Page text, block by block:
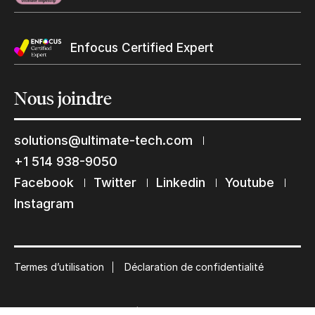
Enfocus Certified Expert
Nousjoindre
solutions@ultimate-tech.com
+1 514 938-9050
Facebook
Twitter Linkedin
Youtube
Instagram
Termes d’utilisation Déclaration de confidentialité
Restons en contact
Abonnez-vous à notre liste de diffusion
Suscribe